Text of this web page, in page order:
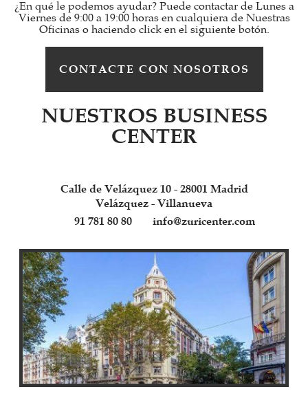
¿En qué le podemos ayudar? Puede contactar de Lunes a
Viernes de 9:00 a 19:00 horas en cualquiera de Nuestras
Oficinas o haciendo click en el siguiente botón.
CONTACTE CON NOSOTROS
NUESTROS BUSINESS
CENTER
Calle de Velázquez 10 - 28001 Madrid
Velázquez - Villanueva
91 781 80 80
info@zuricenter.com